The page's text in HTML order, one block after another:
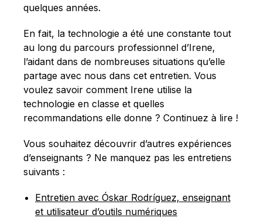
quelques années.
En fait, la technologie a été une constante tout
au long du parcours professionnel d’Irene,
l’aidant dans de nombreuses situations qu’elle
partage avec nous dans cet entretien. Vous
voulez savoir comment Irene utilise la
technologie en classe et quelles
recommandations elle donne ? Continuez à lire !
Vous souhaitez découvrir d’autres expériences
d’enseignants ? Ne manquez pas les entretiens
suivants :
Entretien avec Óskar Rodríguez, enseignant
et utilisateur d’outils numériques